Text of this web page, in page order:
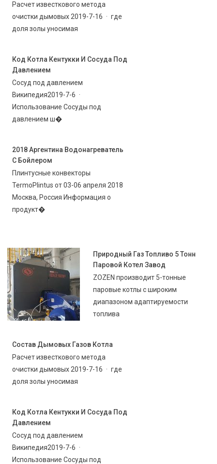
Расчет известкового метода
очистки дымовых 2019-7-16 · где
доля золы уносимая
Код Котла Кентукки И Сосуда Под
Давлением
Сосуд под давлением
Википедия2019-7-6 ·
Использование Сосуды под
давлением ш�
2018 Аргентина Водонагреватель
С Бойлером
Плинтусные конвекторы
TermoPlintus от 03-06 апреля 2018
Москва, Россия Информация о
продукт�
Природный Газ Топливо 5 Тонн
Паровой Котел Завод
ZOZEN производит 5-тонные
паровые котлы с широким
диапазоном адаптируемости
топлива
Состав Дымовых Газов Котла
Расчет известкового метода
очистки дымовых 2019-7-16 · где
доля золы уносимая
Код Котла Кентукки И Сосуда Под
Давлением
Сосуд под давлением
Википедия2019-7-6 ·
Использование Сосуды под